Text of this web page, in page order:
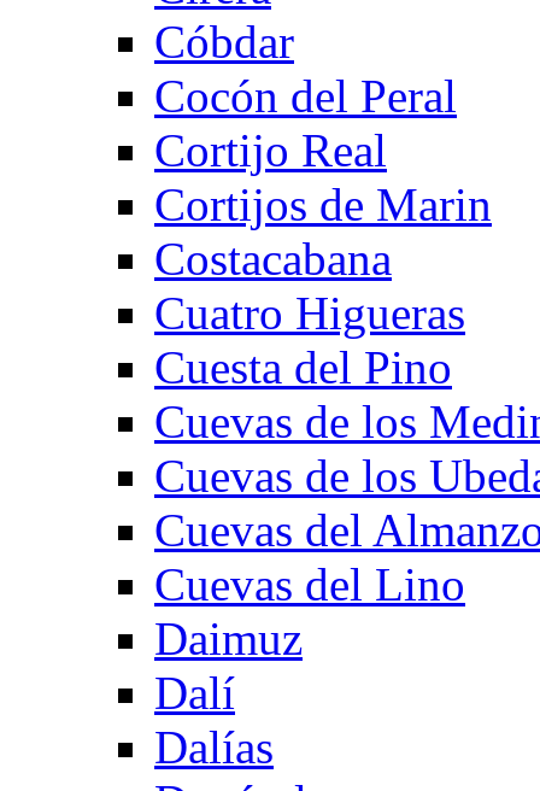
Cóbdar
Cocón del Peral
Cortijo Real
Cortijos de Marin
Costacabana
Cuatro Higueras
Cuesta del Pino
Cuevas de los
Cuevas de los
Cuevas del
Cuevas del Lino
Daimuz
Dalí
Dalías